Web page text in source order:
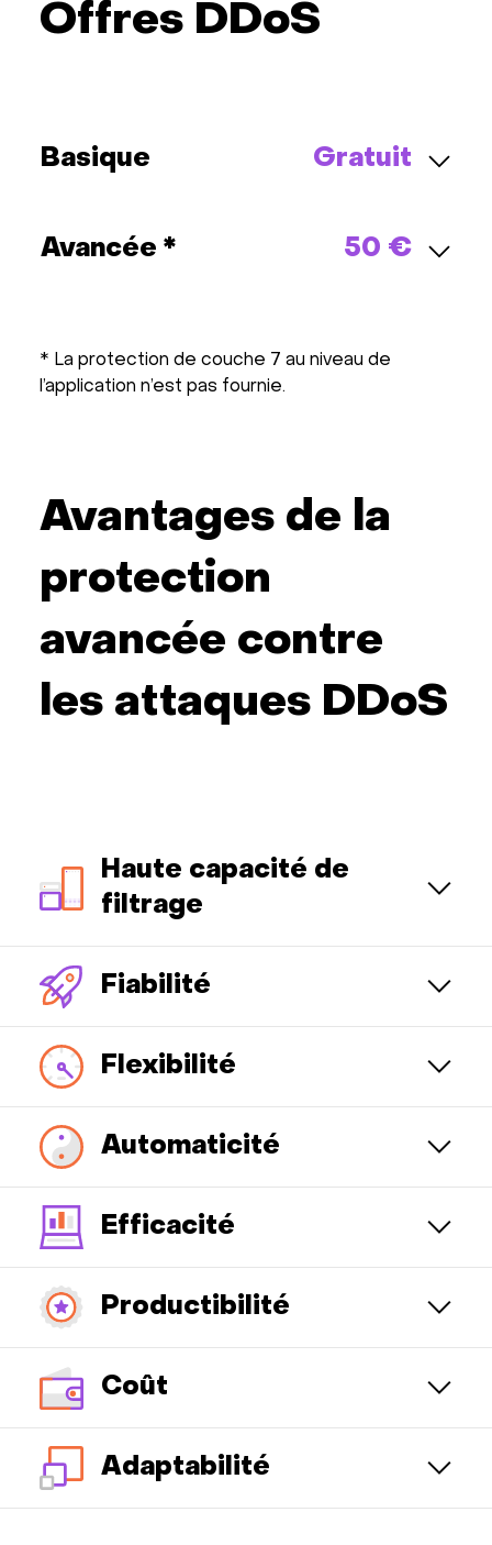
Offres DDoS
Basique Gratuit
Avancée * 50 €
* La protection de couche 7 au niveau de
l’application n’est pas fournie.
Avantages de la
protection
avancée contre
les attaques DDoS
Haute capacité de
filtrage
Fiabilité
Flexibilité
Automaticité
Efficacité
Productibilité
Coût
Adaptabilité